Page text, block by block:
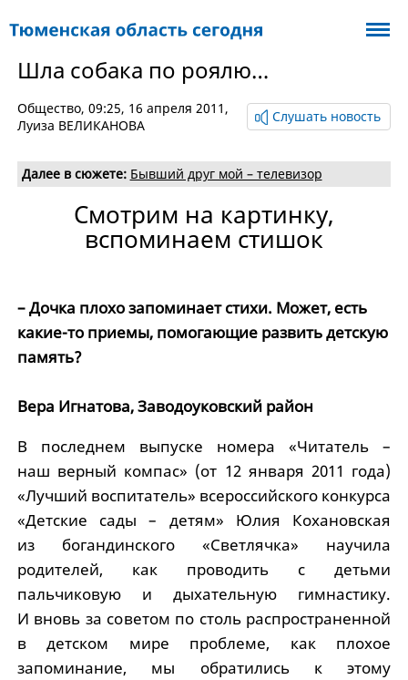
Шла собака по роялю…
Общество, 09:25, 16 апреля 2011,
Луиза ВЕЛИКАНОВА
Слушать новость
Далее в сюжете: Бывший друг мой – телевизор
Смотрим на картинку,
вспоминаем стишок
– Дочка плохо запоминает стихи. Может, есть
какие-то приемы, помогающие развить детскую
память?
Вера Игнатова, Заводоуковский район
В последнем выпуске номера «Читатель –
наш верный компас» (от 12 января 2011 года)
«Лучший воспитатель» всероссийского конкурса
«Детские сады – детям» Юлия Кохановская
из богандинского «Светлячка» научила
родителей, как проводить с детьми
пальчиковую и дыхательную гимнастику.
И вновь за советом по столь распространенной
в детском мире проблеме, как плохое
запоминание, мы обратились к этому